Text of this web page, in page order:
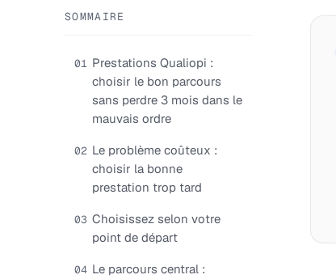
SOMMAIRE
01 Prestations Qualiopi :
choisir le bon parcours
sans perdre 3 mois dans le
mauvais ordre
02 Le problème coûteux :
choisir la bonne
prestation trop tard
03 Choisissez selon votre
point de départ
04 Le parcours central :